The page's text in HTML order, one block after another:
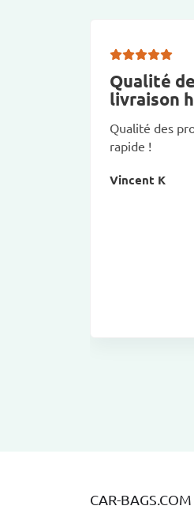
Qualité
livraison
Qualité des
rapide !
Vincent K
CAR-BAGS.COM